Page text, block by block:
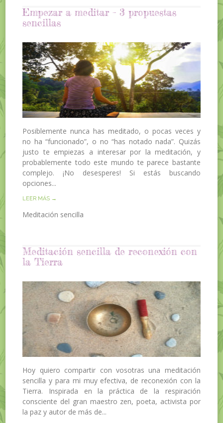
Empezar a meditar – 3 propuestas
sencillas
Posiblemente nunca has meditado, o pocas veces y
no ha “funcionado”, o no “has notado nada”. Quizás
justo te empiezas a interesar por la meditación, y
probablemente todo este mundo te parece bastante
complejo. ¡No desesperes! Si estás buscando
opciones...
LEER MÁS →
Meditación sencilla
Meditación sencilla de reconexión con
la Tierra
Hoy quiero compartir con vosotras una meditación
sencilla y para mi muy efectiva, de reconexión con la
Tierra. Inspirada en la práctica de la respiración
consciente del gran maestro zen, poeta, activista por
la paz y autor de más de...